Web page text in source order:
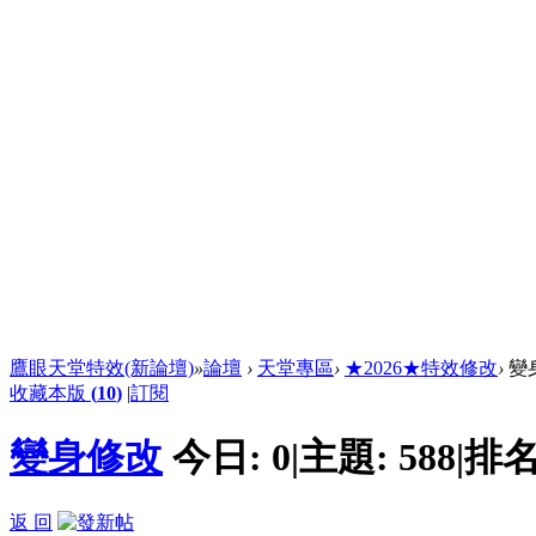
鷹眼天堂特效(新論壇)»論壇 › 天堂專區› ★2026★特效修改› 變
收藏本版 (10) |訂閱
變身修改 今日: 0|主題: 588|排
返 回